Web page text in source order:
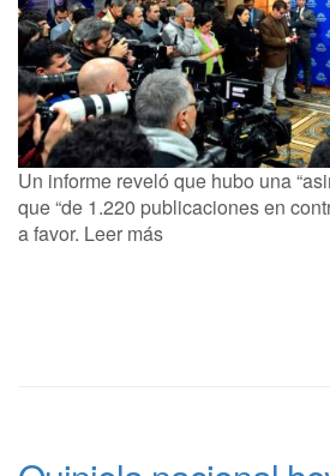
Un informe reveló que hubo una
que “de 1.220 publicaciones en
a favor. Leer más